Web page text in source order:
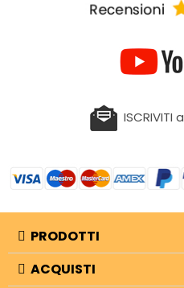
ISCRIVITI
PRODOTTI
ACQUISTI